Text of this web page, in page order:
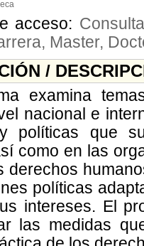
acceso:
Master,
/
examina
nacional e
políticas que
como en las
derechos
políticas
intereses. El
las medidas